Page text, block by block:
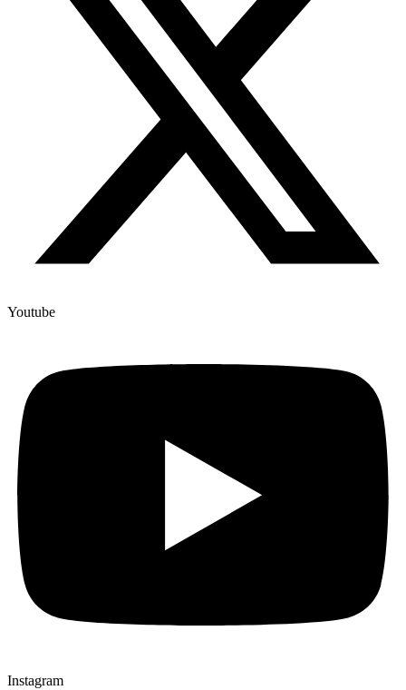
Youtube
Instagram